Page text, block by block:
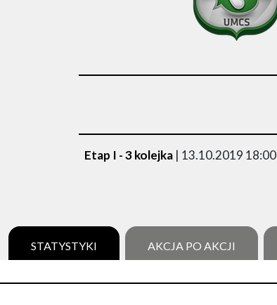
Etap I - 3 kolejka | 13.10.2019 18:00
STATYSTYKI AKCJA PO AKCJI